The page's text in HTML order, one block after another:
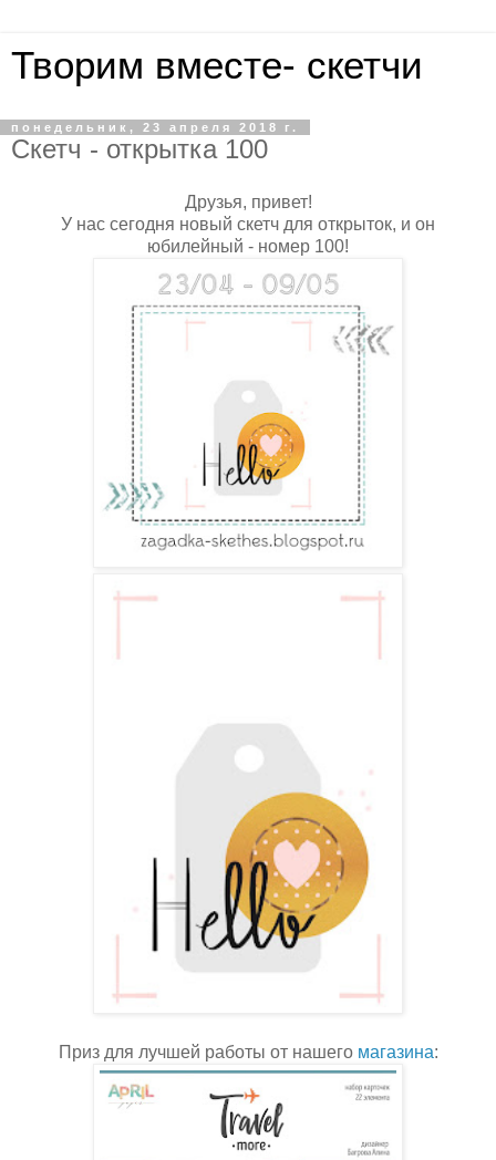
Творим вместе- скетчи
понедельник, 23 апреля 2018 г.
Скетч - открытка 100
Друзья, привет!
У нас сегодня новый скетч для открыток, и он
юбилейный - номер 100!
Приз для лучшей работы от нашегомагазина: